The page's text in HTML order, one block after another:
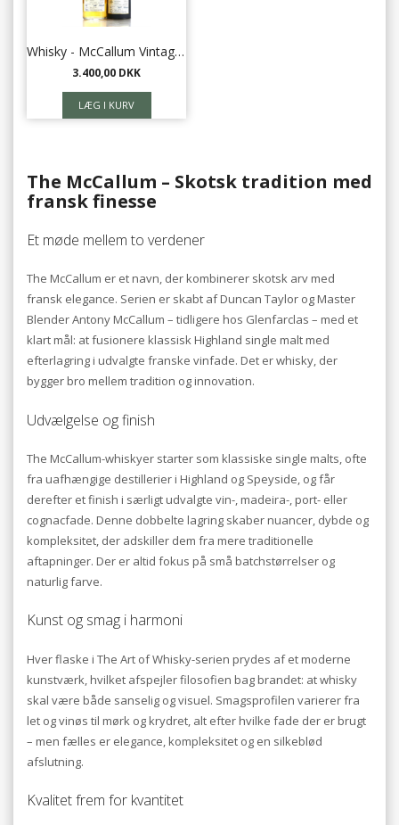
Whisky - McCallum Vintage Ben Nevis 1996 46,2% 70 cl
3.400,00 DKK
The McCallum – Skotsk tradition med
fransk finesse
Et møde mellem to verdener
The McCallum er et navn, der kombinerer skotsk arv med
fransk elegance. Serien er skabt af Duncan Taylor og Master
Blender Antony McCallum – tidligere hos Glenfarclas – med et
klart mål: at fusionere klassisk Highland single malt med
efterlagring i udvalgte franske vinfade. Det er whisky, der
bygger bro mellem tradition og innovation.
Udvælgelse og finish
The McCallum-whiskyer starter som klassiske single malts, ofte
fra uafhængige destillerier i Highland og Speyside, og får
derefter et finish i særligt udvalgte vin-, madeira-, port- eller
cognacfade. Denne dobbelte lagring skaber nuancer, dybde og
kompleksitet, der adskiller dem fra mere traditionelle
aftapninger. Der er altid fokus på små batchstørrelser og
naturlig farve.
Kunst og smag i harmoni
Hver flaske i The Art of Whisky-serien prydes af et moderne
kunstværk, hvilket afspejler filosofien bag brandet: at whisky
skal være både sanselig og visuel. Smagsprofilen varierer fra
let og vinøs til mørk og krydret, alt efter hvilke fade der er brugt
– men fælles er elegance, kompleksitet og en silkeblød
afslutning.
Kvalitet frem for kvantitet